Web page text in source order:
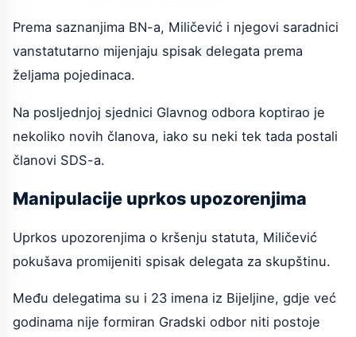
Prema saznanjima BN-a, Miličević i njegovi saradnici
vanstatutarno mijenjaju spisak delegata prema
željama pojedinaca.
Na posljednjoj sjednici Glavnog odbora koptirao je
nekoliko novih članova, iako su neki tek tada postali
članovi SDS-a.
Manipulacije uprkos upozorenjima
Uprkos upozorenjima o kršenju statuta, Miličević
pokušava promijeniti spisak delegata za skupštinu.
Među delegatima su i 23 imena iz Bijeljine, gdje već
godinama nije formiran Gradski odbor niti postoje